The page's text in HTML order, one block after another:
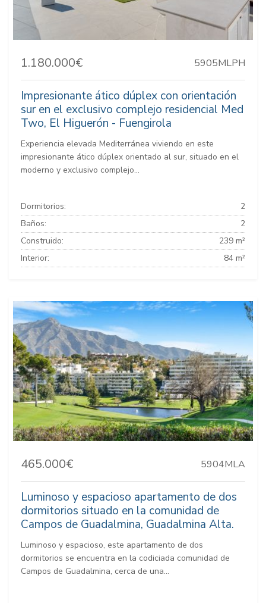
1.180.000€ 5905MLPH
Impresionante ático dúplex con orientación
sur en el exclusivo complejo residencial Med
Two, El Higuerón - Fuengirola
Experiencia elevada Mediterránea viviendo en este
impresionante ático dúplex orientado al sur, situado en el
moderno y exclusivo complejo...
Dormitorios:
2
Baños:
2
Construido:
239 m²
Interior:
84 m²
465.000€ 5904MLA
Luminoso y espacioso apartamento de dos
dormitorios situado en la comunidad de
Campos de Guadalmina, Guadalmina Alta.
Luminoso y espacioso, este apartamento de dos
dormitorios se encuentra en la codiciada comunidad de
Campos de Guadalmina, cerca de una...